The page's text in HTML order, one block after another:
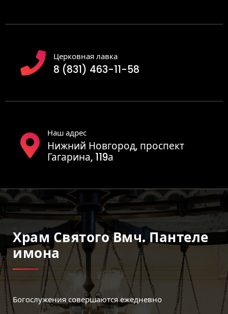
Церковная лавка
8 (831) 463-11-58
Наш адрес
Нижний Новгород, проспект
Гагарина, 119а
Храм Святого Вмч. Пантеле
Имона
Богослужения совершаются ежедневно